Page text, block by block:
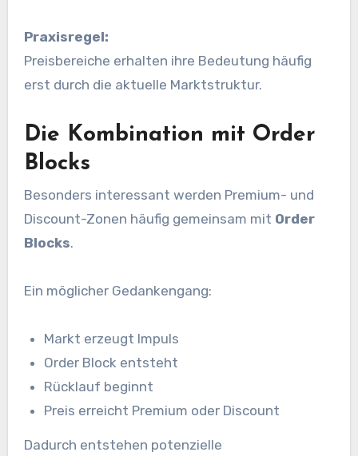
Praxisregel:
Preisbereiche erhalten ihre Bedeutung häufig
erst durch die aktuelle Marktstruktur.
Die Kombination mit Order
Blocks
Besonders interessant werden Premium- und
Discount-Zonen häufig gemeinsam mit Order
Blocks.
Ein möglicher Gedankengang:
Markt erzeugt Impuls
Order Block entsteht
Rücklauf beginnt
Preis erreicht Premium oder Discount
Dadurch entstehen potenzielle